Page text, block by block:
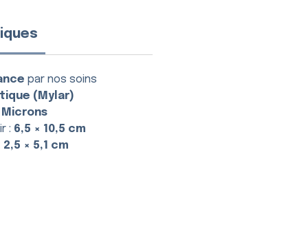
par nos soins
(Mylar)
: 6,5 × 10,5 cm
2,5 × 5,1 cm